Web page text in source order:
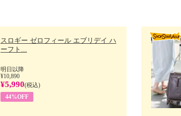
スロギー ゼロフィール エブリデイ ハ
ーフト...
明日以降
¥10,890
¥5,990(税込)
44%OFF